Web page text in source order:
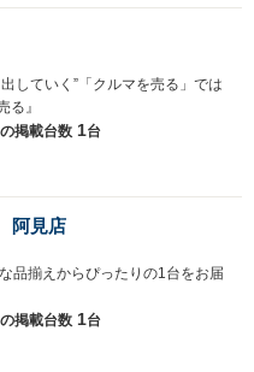
していく”「クルマを売る」では
る』
掲載台数 1台
阿見店
品揃えからぴったりの1台をお届
掲載台数 1台